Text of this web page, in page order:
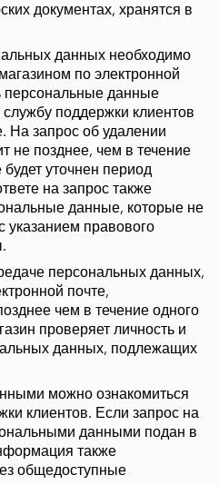
документах, хранятся в
данных необходимо
по электронной
персональные данные
службу поддержки клиентов
На запрос об удалении
не позднее, чем в течение
уточнен период
на запрос также
данные, которые не
указанием правового
персональных данных,
почте,
чем в течение одного
проверяет личность и
данных, подлежащих
можно ознакомиться
клиентов. Если запрос на
данными подан в
также
общедоступные